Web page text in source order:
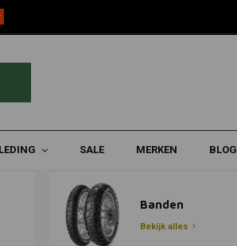
SALE MERKEN BLOG
Banden
Bekijk alles